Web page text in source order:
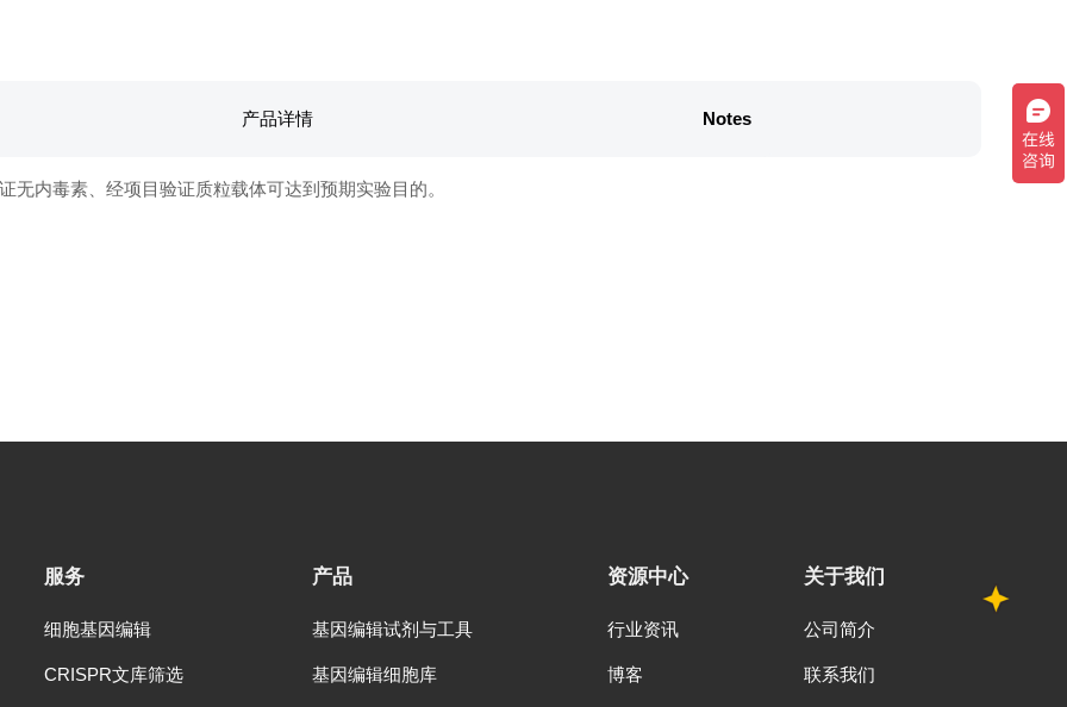
产品详情 Notes
内毒素、经项目验证质粒载体可达到预期实验目的。
服务
细胞基因编辑
CRISPR文库筛选
产品
基因编辑试剂与工具
基因编辑细胞库
资源中心
行业资讯
博客
关于我们
公司简介
联系我们